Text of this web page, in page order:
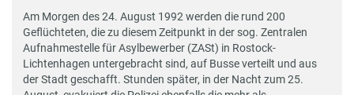
Am Morgen des 24. August 1992 werden die rund 200
Geflüchteten, die zu diesem Zeitpunkt in der sog. Zentralen
Aufnahmestelle für Asylbewerber (ZASt) in Rostock-
Lichtenhagen untergebracht sind, auf Busse verteilt und aus
der Stadt geschafft. Stunden später, in der Nacht zum 25.